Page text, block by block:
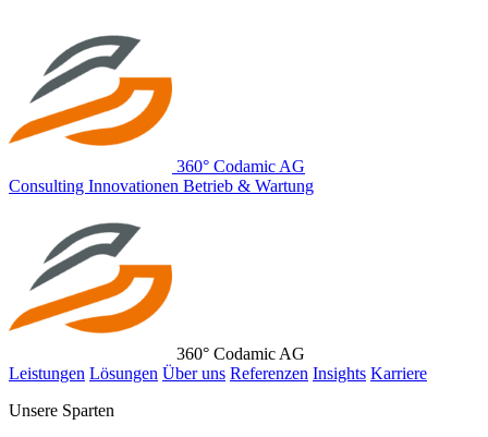
360° Codamic AG
Consulting Innovationen Betrieb & Wartung
360° Codamic AG
Leistungen Lösungen Über uns Referenzen Insights Karriere
Unsere Sparten